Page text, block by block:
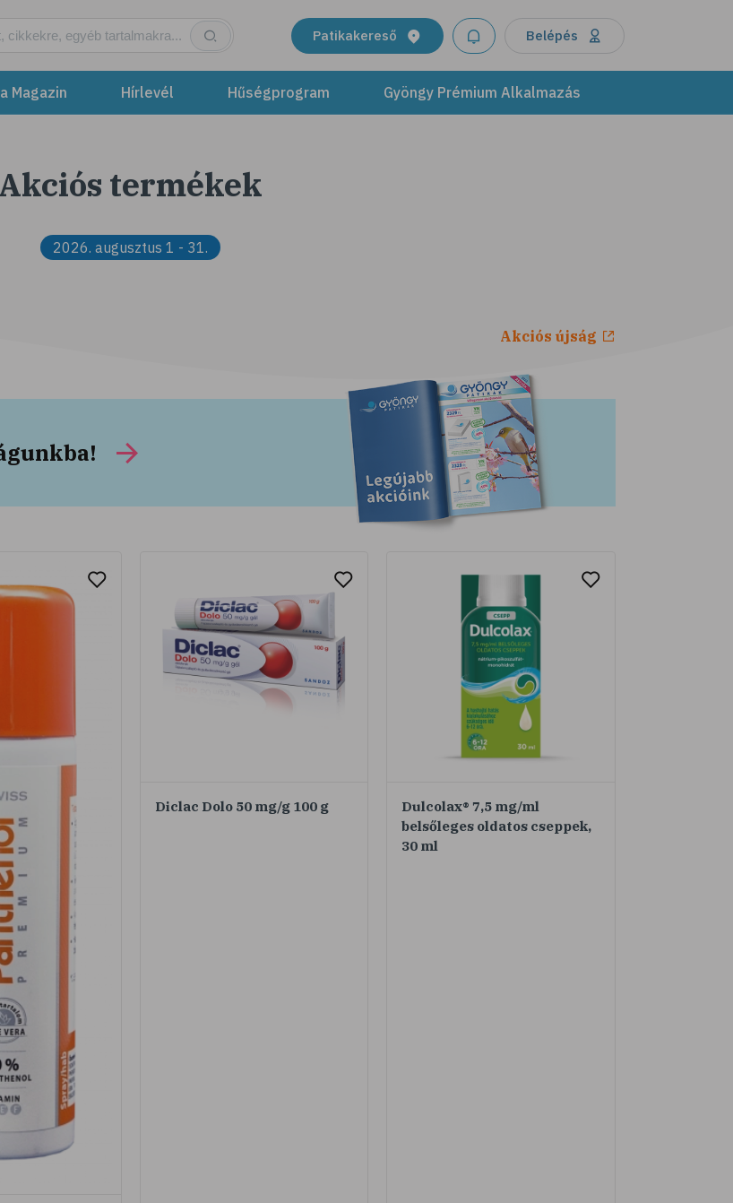
Patikakereső Belépés
Magazin Hírlevél Hűségprogram Gyöngy Prémium Alkalmazás
Akciós termékek
2026. augusztus 1 - 31.
Akciós újság
Diclac Dolo 50 mg/g 100 g
Dulcolax® 7,5 mg/ml
belsőleges oldatos cseppek,
30 ml